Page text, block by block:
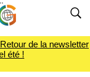
de la newsletter
été !